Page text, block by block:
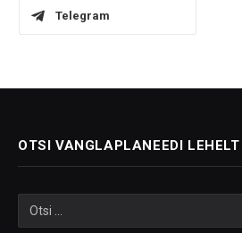
Telegram
OTSI VANGLAPLANEEDI LEHELT